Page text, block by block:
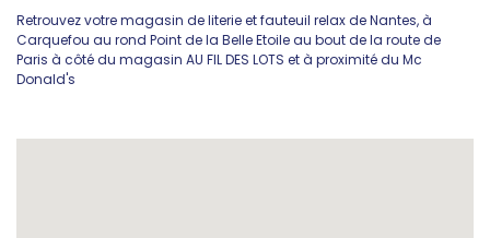
Retrouvez votre magasin de literie et fauteuil relax de Nantes, à
Carquefou au rond Point de la Belle Etoile au bout de la route de
Paris à côté du magasin AU FIL DES LOTS et à proximité du Mc
Donald's